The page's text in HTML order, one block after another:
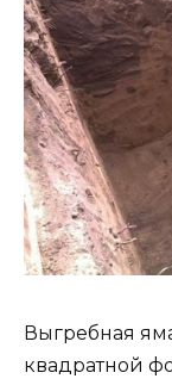
Выгребная
квадратной